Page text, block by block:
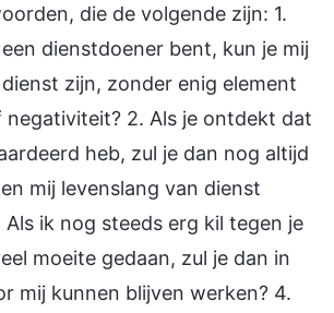
die de volgende zijn: 1.
dienstdoener bent, kun je mij
zijn, zonder enig element
negativiteit? 2. Als je ontdekt dat
heb, zul je dan nog altijd
mij levenslang van dienst
Als ik nog steeds erg kil tegen je
moeite gedaan, zul je dan in
mij kunnen blijven werken? 4.